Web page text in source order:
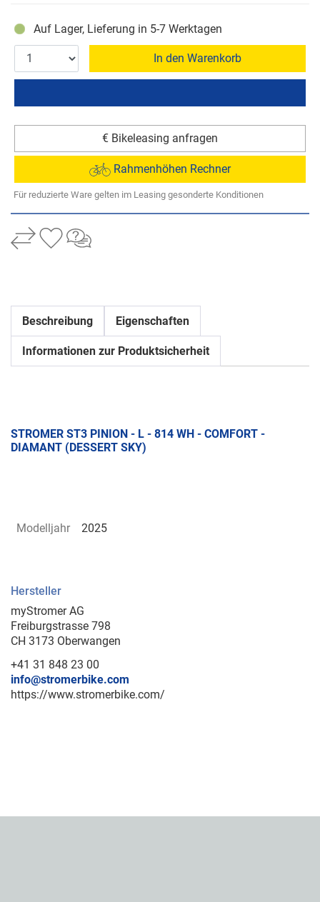
Auf Lager, Lieferung in 5-7 Werktagen
In den Warenkorb
€ Bikeleasing anfragen
Rahmenhöhen Rechner
Für reduzierte Ware gelten im Leasing gesonderte Konditionen
Beschreibung Eigenschaften
Informationen zur Produktsicherheit
STROMER ST3 PINION - L - 814 WH - COMFORT -
DIAMANT (DESSERT SKY)
Modelljahr 2025
Hersteller
myStromer AG
Freiburgstrasse 798
CH 3173 Oberwangen
+41 31 848 23 00
info@stromerbike.com
https://www.stromerbike.com/